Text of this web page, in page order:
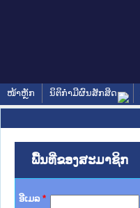
ໜ້າຫຼັກ ນິຕິກໍາມີຜົນສັກສິດ
ພື້ນທີ່ຂອງສະມາຊິກ
ອີເມລ *